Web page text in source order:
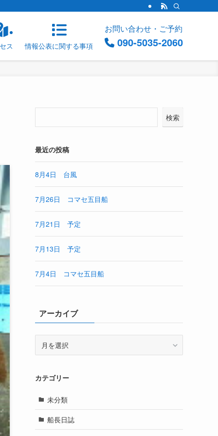
ス 情報公表に関する事項
お問い合わせ・ご予約
090-5035-2060
検索
最近の投稿
8月4日 台風
7月26日 コマセ五目船
7月21日 予定
7月13日 予定
7月4日 コマセ五目船
アーカイブ
ブ
カテゴリー
未分類
船長日誌